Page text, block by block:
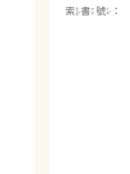
索書號：